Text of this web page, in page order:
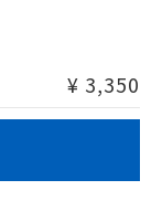
す。
¥ 3,350